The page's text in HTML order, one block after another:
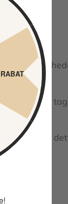
du altid
er